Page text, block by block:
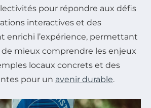
pour répondre aux défis
interactives et des
enrichi l’expérience, permettant
mieux comprendre les enjeux
locaux concrets et des
pour un avenir durable.